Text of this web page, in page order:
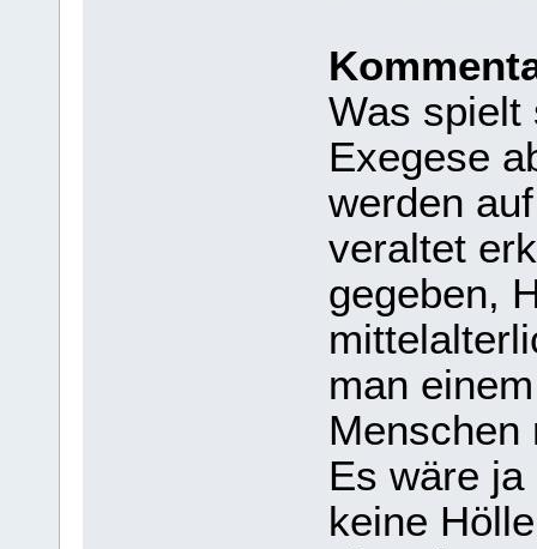
Was spielt
Exegese
werden
veraltet
gegeben,
man
Menschen
Es wäre
keine